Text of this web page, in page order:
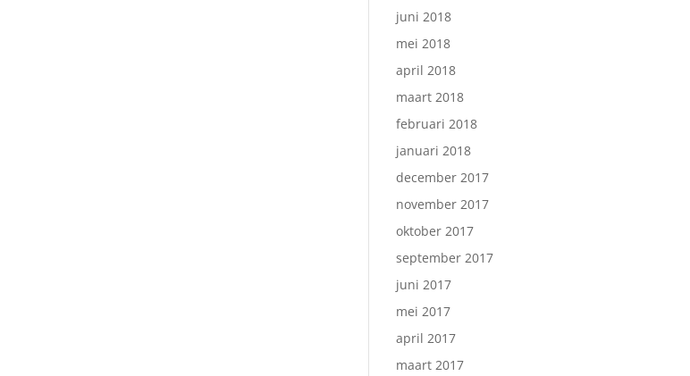
juni 2018
mei 2018
april 2018
maart 2018
februari 2018
januari 2018
december 2017
november 2017
oktober 2017
september 2017
juni 2017
mei 2017
april 2017
maart 2017